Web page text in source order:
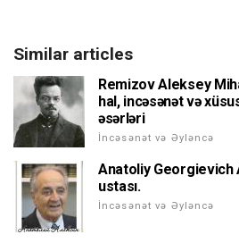
Similar articles
Remizov Aleksey
hal, incəsənət və
əsərləri
İncəsənət və Əyləncə
Anatoliy Georgievich
ustası.
İncəsənət və Əyləncə